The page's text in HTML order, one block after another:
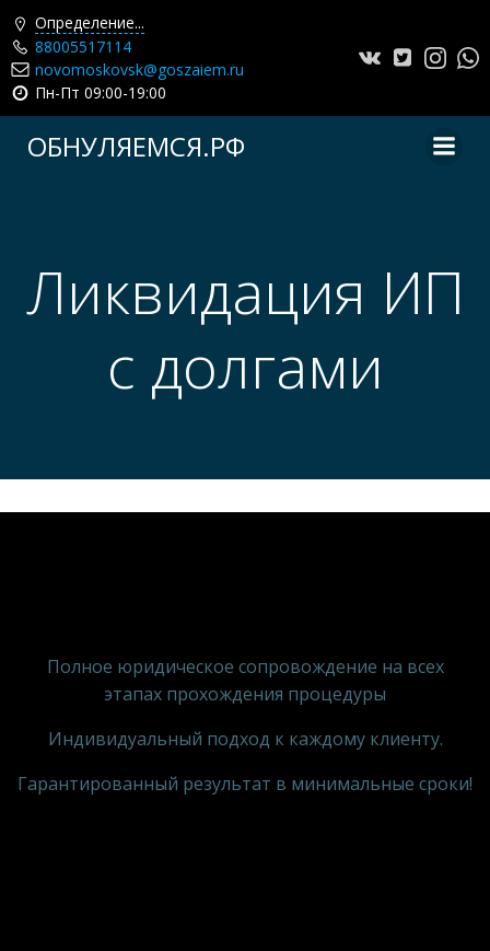
Определение...
88005517114
novomoskovsk@goszaiem.ru
Пн-Пт 09:00-19:00
ОБНУЛЯЕМСЯ.РФ
Ликвидация ИП
с долгами
Полное юридическое сопровождение на всех
этапах прохождения процедуры
Индивидуальный подход к каждому клиенту.
Гарантированный результат в минимальные сроки!